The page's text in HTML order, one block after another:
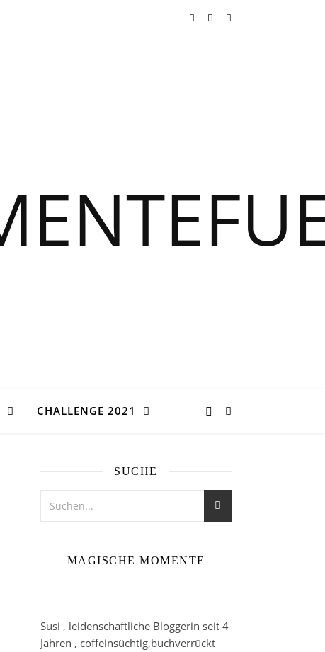
CHALLENGE 2021
SUCHE
MAGISCHE MOMENTE
Susi , leidenschaftliche Bloggerin seit 4
Jahren , coffeinsüchtig,buchverrückt